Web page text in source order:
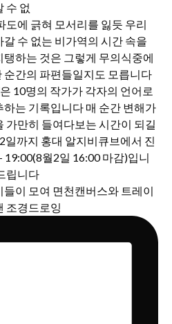
수 없
이 모여 면천캔버스와 트레이
조경드로잉